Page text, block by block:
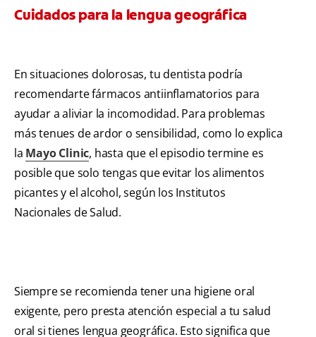
Cuidados para la lengua geográfica
En situaciones dolorosas, tu dentista podría
recomendarte fármacos antiinflamatorios para
ayudar a aliviar la incomodidad. Para problemas
más tenues de ardor o sensibilidad, como lo explica
la Mayo Clinic, hasta que el episodio termine es
posible que solo tengas que evitar los alimentos
picantes y el alcohol, según los Institutos
Nacionales de Salud.
Siempre se recomienda tener una higiene oral
exigente, pero presta atención especial a tu salud
oral si tienes lengua geográfica. Esto significa que